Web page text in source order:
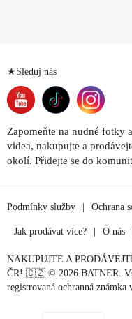
★Sleduj nás
Zapomeňte na nudné fotky
videa, nakupujte a
okolí. Přidejte se do
Podmínky služby Ochrana
Jak prodávat více? O nás
NAKUPUJTE A
ČR! 🇨🇿 © 2026 BATNER.
registrovaná ochranná